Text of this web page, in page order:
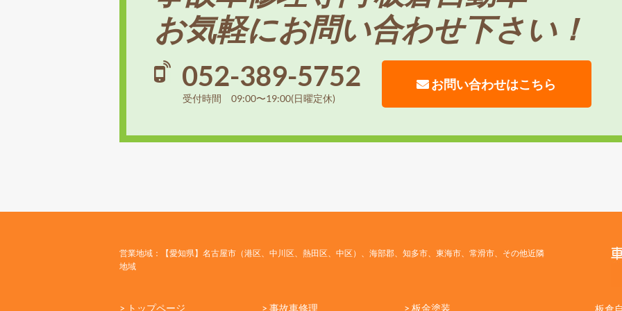
お気軽にお問い合わせ下さい！
052-389-5752
受付時間 09:00〜19:00(日曜定休)
お問い合わせはこちら
営業地域：【愛知県】名古屋市（港区、中川区、熱田区、中区）、海部郡、知多市、東海市、常滑市、その他近隣
地域
> トップページ > 事故車修理 > 板金塗装 板倉